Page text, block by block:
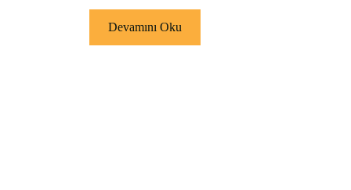
Devamını Oku